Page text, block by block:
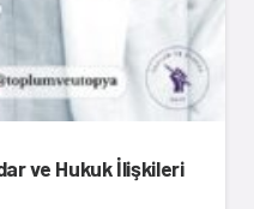
ve Hukuk İlişkileri